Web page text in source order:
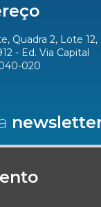
Quadra 2, Lote 12,
- Ed. Via Capital
020